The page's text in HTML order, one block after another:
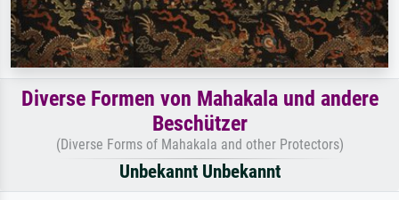
Diverse Formen von Mahakala und andere
Beschützer
(Diverse Forms of Mahakala and other Protectors)
Unbekannt Unbekannt